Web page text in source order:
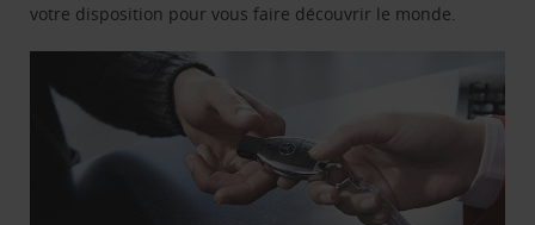
votre disposition pour vous faire découvrir le monde.